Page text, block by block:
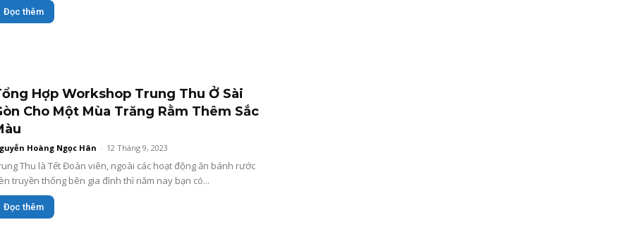
Đọc thêm
Hợp Workshop Trung Thu Ở Sài
Cho Một Mùa Trăng Rằm Thêm Sắc
Hoàng Ngọc Hân - 12 Tháng 9, 2023
Thu là Tết Đoàn viên, ngoài các hoạt động ăn bánh rước
truyền thống bên gia đình thì năm nay bạn có...
Đọc thêm